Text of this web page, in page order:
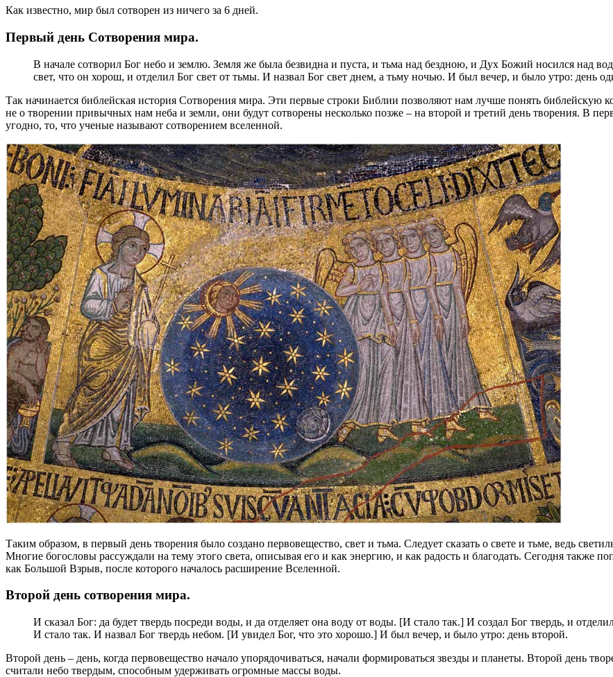
Как известно, мир был сотворен из ничего за 6 дней.
Первый день Сотворения мира.
В начале сотворил Бог небо и землю. Земля же была безвидна и пуста, и тьма над бездною, и Дух Божий носился над
свет, что он хорош, и отделил Бог свет от тьмы. И назвал Бог свет днем, а тьму ночью. И был вечер, и было утро: день
Так начинается библейская история Сотворения мира. Эти первые строки Библии позволяют нам лучше понять библейскую
не о творении привычных нам неба и земли, они будут сотворены несколько позже – на второй и третий день творения. В
угодно, то, что ученые называют сотворением вселенной.
Таким образом, в первый день творения было создано первовещество, свет и тьма. Следует сказать о свете и тьме, ведь
Многие богословы рассуждали на тему этого света, описывая его и как энергию, и как радость и благодать. Сегодня также
как Большой Взрыв, после которого началось расширение Вселенной.
Второй день сотворения мира.
И сказал Бог: да будет твердь посреди воды, и да отделяет она воду от воды. [И стало так.] И создал Бог твердь, и
И стало так. И назвал Бог твердь небом. [И увидел Бог, что это хорошо.] И был вечер, и было утро: день второй.
Второй день – день, когда первовещество начало упорядочиваться, начали формироваться звезды и планеты. Второй день
считали небо твердым, способным удерживать огромные массы воды.